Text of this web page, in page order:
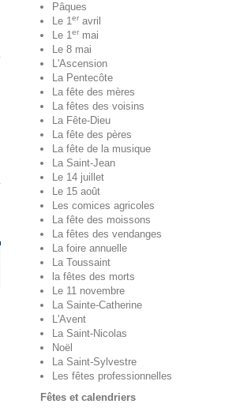
Pâques
Le 1er avril
Le 1er mai
Le 8 mai
L'Ascension
La Pentecôte
La fête des mères
La fêtes des voisins
La Fête-Dieu
La fête des pères
La fête de la musique
La Saint-Jean
Le 14 juillet
Le 15 août
Les comices agricoles
La fête des moissons
La fêtes des vendanges
La foire annuelle
La Toussaint
la fêtes des morts
Le 11 novembre
La Sainte-Catherine
L'Avent
La Saint-Nicolas
Noël
La Saint-Sylvestre
Les fêtes professionnelles
Fêtes et calendriers